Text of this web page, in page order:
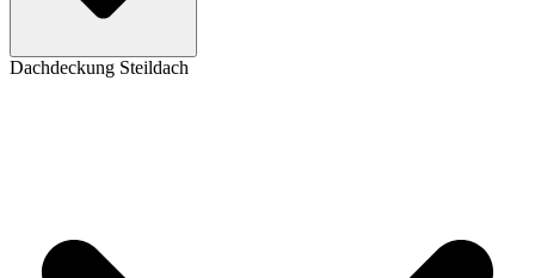
Dachdeckung Steildach